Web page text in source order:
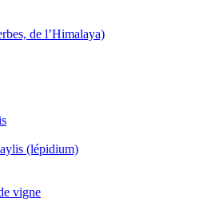
de l’Himalaya)
(lépidium)
vigne